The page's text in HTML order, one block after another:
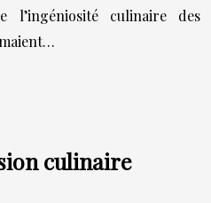
l’ingéniosité culinaire des
culinaire